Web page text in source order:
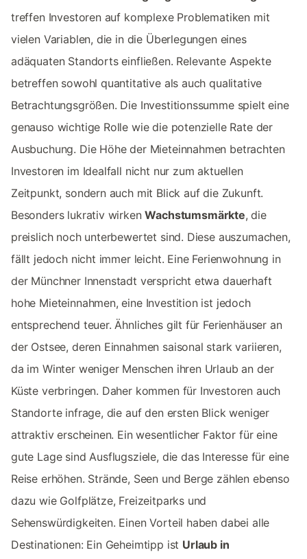
treffen Investoren auf komplexe Problematiken mit
vielen Variablen, die in die Überlegungen eines
adäquaten Standorts einfließen. Relevante Aspekte
betreffen sowohl quantitative als auch qualitative
Betrachtungsgrößen. Die Investitionssumme spielt eine
genauso wichtige Rolle wie die potenzielle Rate der
Ausbuchung. Die Höhe der Mieteinnahmen betrachten
Investoren im Idealfall nicht nur zum aktuellen
Zeitpunkt, sondern auch mit Blick auf die Zukunft.
Besonders lukrativ wirkenWachstumsmärkte, die
preislich noch unterbewertet sind. Diese auszumachen,
fällt jedoch nicht immer leicht. Eine Ferienwohnung in
der Münchner Innenstadt verspricht etwa dauerhaft
hohe Mieteinnahmen, eine Investition ist jedoch
entsprechend teuer. Ähnliches gilt für Ferienhäuser an
der Ostsee, deren Einnahmen saisonal stark variieren,
da im Winter weniger Menschen ihren Urlaub an der
Küste verbringen. Daher kommen für Investoren auch
Standorte infrage, die auf den ersten Blick weniger
attraktiv erscheinen. Ein wesentlicher Faktor für eine
gute Lage sind Ausflugsziele, die das Interesse für eine
Reise erhöhen. Strände, Seen und Berge zählen ebenso
dazu wie Golfplätze, Freizeitparks und
Sehenswürdigkeiten. Einen Vorteil haben dabei alle
Destinationen: Ein Geheimtipp ist Urlaub in